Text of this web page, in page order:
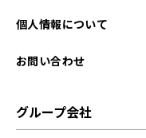
個人情報について
お問い合わせ
グループ会社